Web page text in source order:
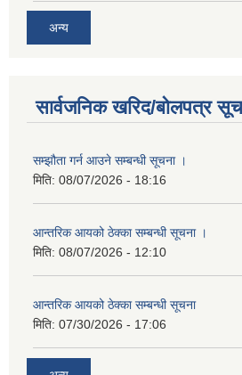
अन्य
सार्वजनिक खरिद/बोलपत्र
सम्झौता गर्न आउने सम्बन्धी सूचना ।
मिति: 08/07/2026 - 18:16
आन्तरिक आयको ठेक्का सम्बन्धी सूचना ।
मिति: 08/07/2026 - 12:10
आन्तरिक आयको ठेक्का सम्बन्धी सूचना
मिति: 07/30/2026 - 17:06